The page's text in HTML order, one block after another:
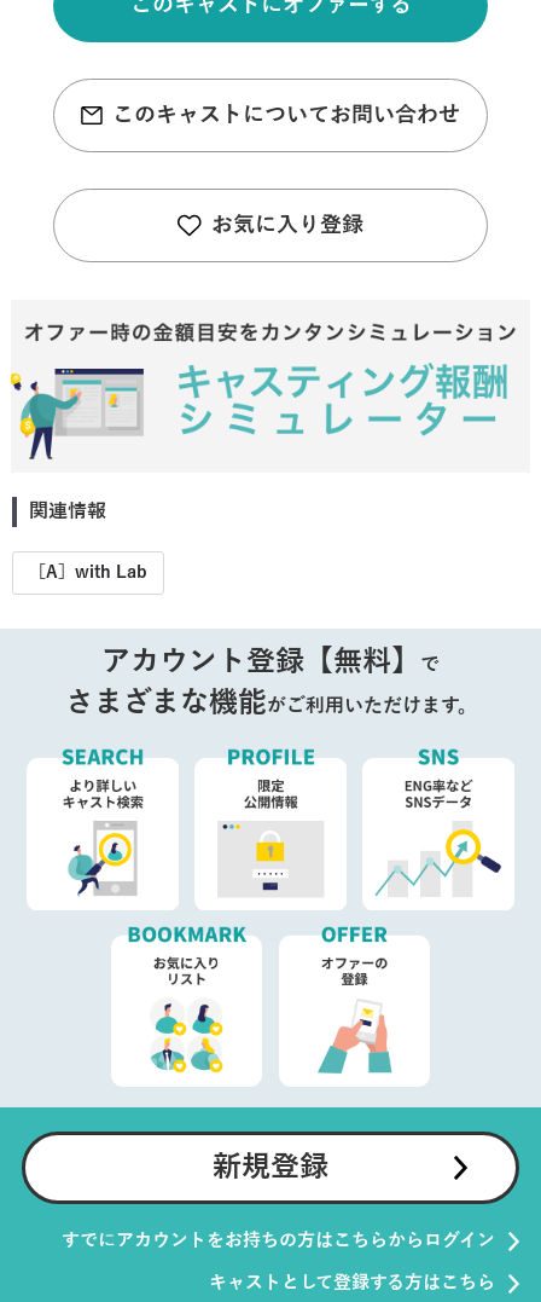
このキャストにオファーする
このキャストについてお問い合わせ
お気に入り登録
関連情報
［A］with Lab
アカウント登録【無料】 で
さまざまな機能がご利用いただけます。
新規登録
すでにアカウントをお持ちの方はこちらからログイン
キャストとして登録する方はこちら